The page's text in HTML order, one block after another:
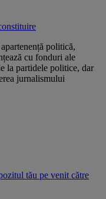
politică,
cu fonduri ale
la partidele politice, dar
jurnalismului
tău pe venit către